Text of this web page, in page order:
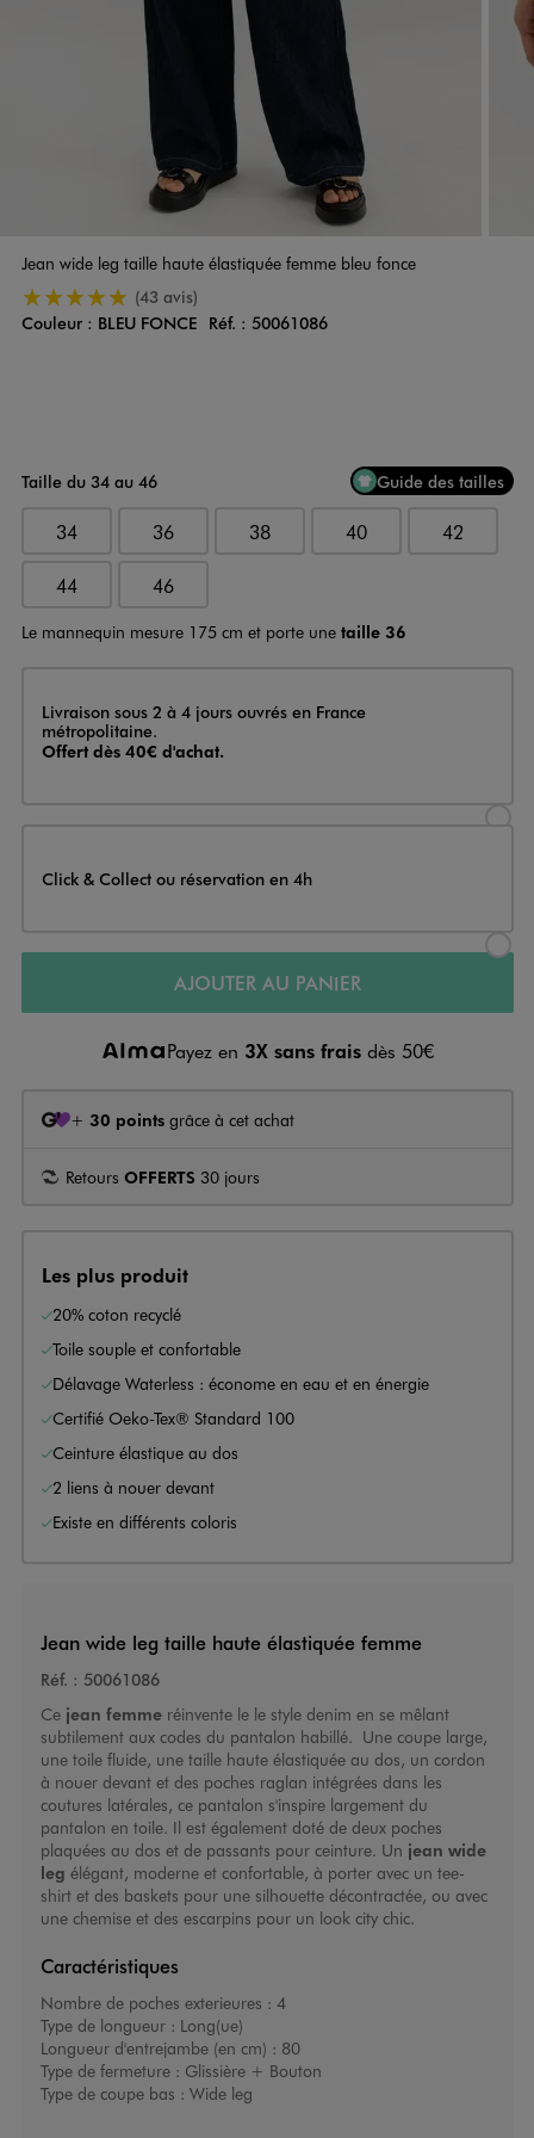
Jean wide leg taille haute élastiquée femme bleu fonce
5/5 de moyenne(43 avis)
Couleur
Couleur : BLEU FONCE Réf. : 50061086
Taille du 34 au 46 Guide des tailles
34 36 38 40 42
44 46
Le mannequin mesure 175 cm et porte une taille 36
Livraison
Livraison sous 2 à 4 jours ouvrés en France
métropolitaine.
Offert dès 40€ d'achat.
Click & Collect ou réservation en 4h
AJOUTER AU PANIER
Payez en 3X sans frais dès 50€
+ 30 points grâce à cet achat
Retours OFFERTS 30 jours
Les plus produit
20% coton recyclé
Toile souple et confortable
Délavage Waterless : économe en eau et en énergie
Certifié Oeko-Tex® Standard 100
Ceinture élastique au dos
2 liens à nouer devant
Existe en différents coloris
Jean wide leg taille haute élastiquée femme
Réf. : 50061086
Ce jean femmeréinvente le le style denim en se mêlant
subtilement aux codes du pantalon habillé. Une coupe large,
une toile fluide, une taille haute élastiquée au dos, un cordon
à nouer devant et des poches raglan intégrées dans les
coutures latérales, ce pantalon s'inspire largement du
pantalon en toile. Il est également doté de deux poches
plaquées au dos et de passants pour ceinture. Un jean wide
leg élégant, moderne et confortable, à porter avec un tee-
shirt et des baskets pour une silhouette décontractée, ou avec
une chemise et des escarpins pour un look city chic.
Caractéristiques
Nombre de poches exterieures : 4
Type de longueur : Long(ue)
Longueur d'entrejambe (en cm) : 80
Type de fermeture : Glissière + Bouton
Type de coupe bas : Wide leg